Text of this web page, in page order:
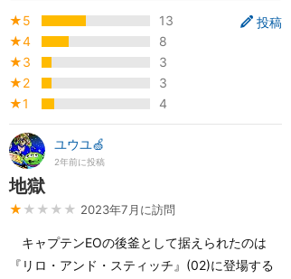
投稿
★5
13
★4
8
★3
3
★2
3
★1
4
ユウユ🍏
2年前に投稿
地獄
★ ★★★★ 2023年7月に訪問
キャプテンEOの後釜として据えられたのは
『リロ・アンド・スティッチ』(02)に登場する